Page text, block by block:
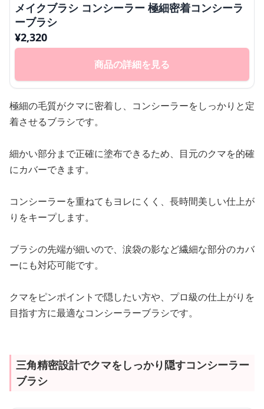
メイクブラシ コンシーラー 極細密着コンシーラ
ーブラシ
¥2,320
商品の詳細を見る
極細の毛質がクマに密着し、コンシーラーをしっかりと定
着させるブラシです。
細かい部分まで正確に塗布できるため、目元のクマを的確
にカバーできます。
コンシーラーを重ねてもヨレにくく、長時間美しい仕上が
りをキープします。
ブラシの先端が細いので、涙袋の影など繊細な部分のカバ
ーにも対応可能です。
クマをピンポイントで隠したい方や、プロ級の仕上がりを
目指す方に最適なコンシーラーブラシです。
三角精密設計でクマをしっかり隠すコンシーラー
ブラシ